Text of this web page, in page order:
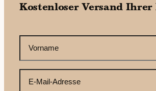
Kostenloser Versand
CAPTCHA
Vorname